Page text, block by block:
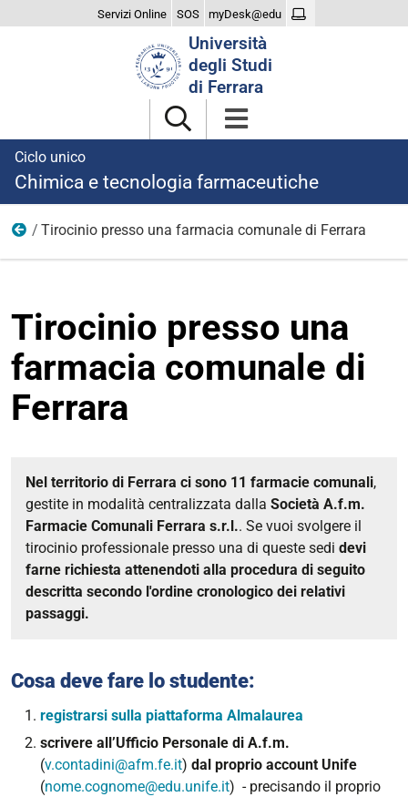
Servizi Online SOS myDesk@edu
Università
degli Studi
di Ferrara
Ciclo unico
Chimica e tecnologia farmaceutiche
Tirocinio
Tirocinio presso una farmacia comunale di Ferrara
Tirocinio presso una
farmacia comunale di
Ferrara
Nel territorio di Ferrara ci sono 11 farmacie comunali,
gestite in modalità centralizzata dalla Società A.f.m.
Farmacie Comunali Ferrara s.r.l.. Se vuoi svolgere il
tirocinio professionale presso una di queste sedi devi
farne richiesta attenendoti alla procedura di seguito
descritta secondo l'ordine cronologico dei relativi
passaggi.
Cosa deve fare lo studente:
registrarsi sulla piattaforma Almalaurea
scrivere all’Ufficio Personale di A.f.m.
(v.contadini@afm.fe.it) dal proprio account Unife
(nome.cognome@edu.unife.it) - precisando il proprio